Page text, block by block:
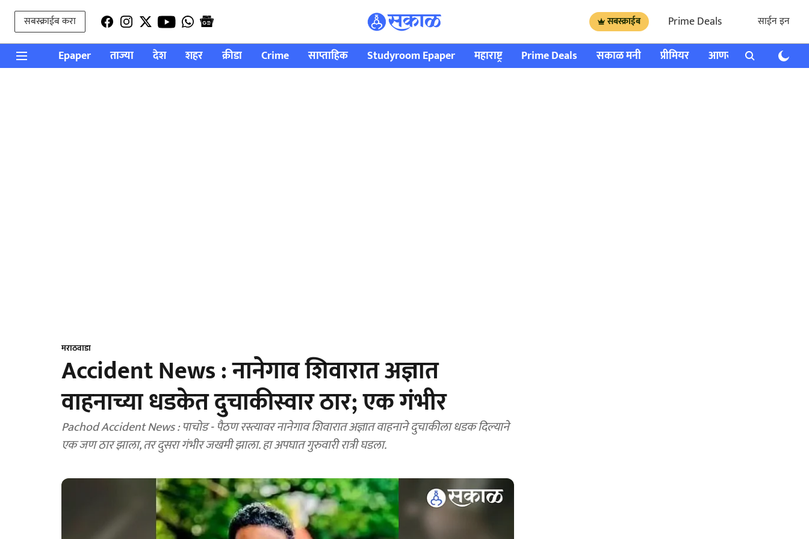
सबस्क्राईब करा सबस्क्राईब Prime Deals साईन इन
Epaper ताज्या देश शहर क्रीडा Crime साप्ताहिक Studyroom Epaper महाराष्ट्र Prime Deals सकाळ मनी प्रीमियर आणखी राशी भविष्य
मराठवाडा
Accident News : नानेगाव शिवारात अज्ञात
वाहनाच्या धडकेत दुचाकीस्वार ठार; एक गंभीर
Pachod Accident News : पाचोड - पैठण रस्त्यावर नानेगाव शिवारात अज्ञात वाहनाने दुचाकीला धडक दिल्याने
एक जण ठार झाला, तर दुसरा गंभीर जखमी झाला. हा अपघात गुरुवारी रात्री घडला.